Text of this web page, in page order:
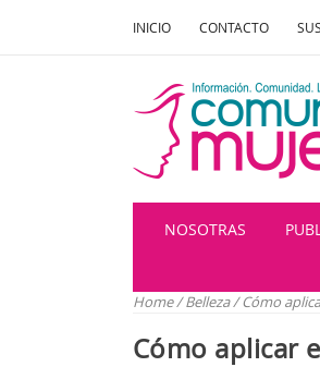
INICIO CONTACTO
NOSOTRAS
Home/Belleza/Cómo
Cómo aplicar